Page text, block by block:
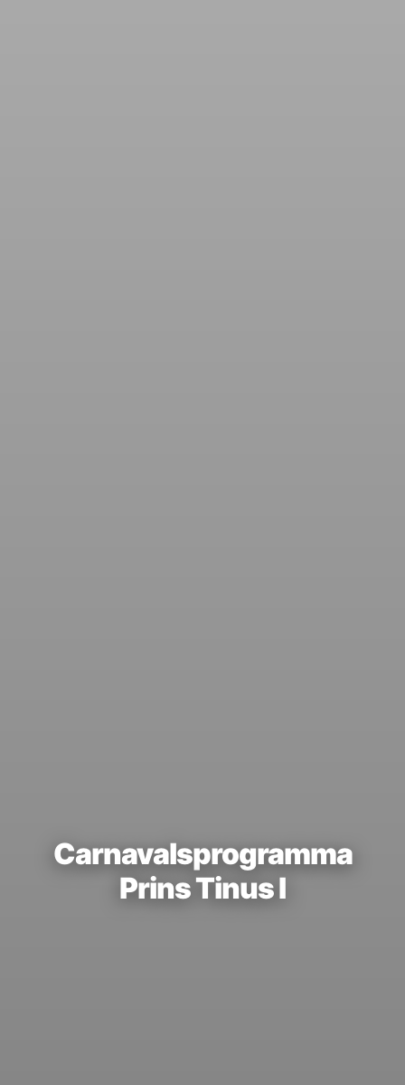
Carnavalsprogramma
Prins Tinus I